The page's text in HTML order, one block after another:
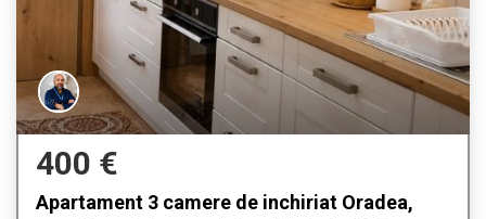
400 €
Apartament 3 camere de inchiriat Oradea,